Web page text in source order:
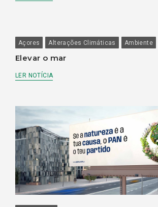
Açores Alterações Climáticas Ambiente
Elevar o mar
LER NOTÍCIA